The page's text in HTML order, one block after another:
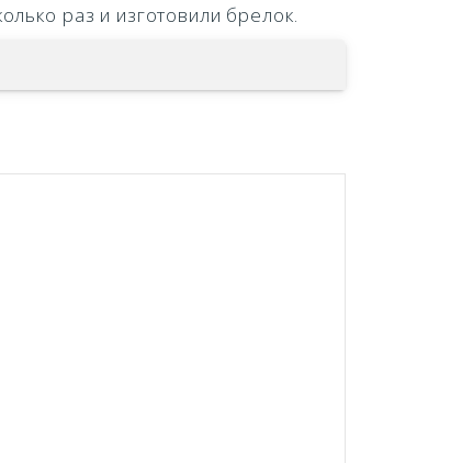
раз и изготовили брелок.